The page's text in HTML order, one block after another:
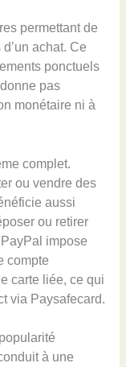
permettant de
achat. Ce
ponctuels
pas
monétaire ni à
complet.
ou vendre des
aussi
ou retirer
impose
compte
carte liée, ce qui
via Paysafecard.
à une